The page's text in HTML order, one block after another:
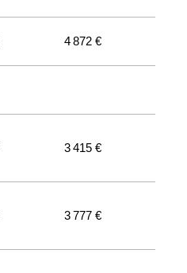
4 872 €
3 415 €
3 777 €